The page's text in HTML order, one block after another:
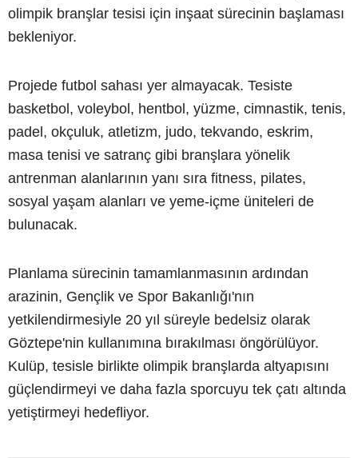
olimpik branşlar tesisi için inşaat sürecinin başlaması
bekleniyor.
Projede futbol sahası yer almayacak. Tesiste
basketbol, voleybol, hentbol, yüzme, cimnastik, tenis,
padel, okçuluk, atletizm, judo, tekvando, eskrim,
masa tenisi ve satranç gibi branşlara yönelik
antrenman alanlarının yanı sıra fitness, pilates,
sosyal yaşam alanları ve yeme-içme üniteleri de
bulunacak.
Planlama sürecinin tamamlanmasının ardından
arazinin, Gençlik ve Spor Bakanlığı'nın
yetkilendirmesiyle 20 yıl süreyle bedelsiz olarak
Göztepe'nin kullanımına bırakılması öngörülüyor.
Kulüp, tesisle birlikte olimpik branşlarda altyapısını
güçlendirmeyi ve daha fazla sporcuyu tek çatı altında
yetiştirmeyi hedefliyor.